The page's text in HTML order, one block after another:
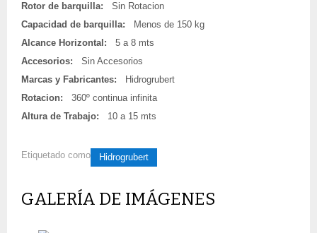
Rotor de barquilla:
Sin Rotacion
Capacidad de barquilla:
Menos de 150 kg
Alcance Horizontal:
5 a 8 mts
Accesorios:
Sin Accesorios
Marcas y Fabricantes:
Hidrogrubert
Rotacion:
360º continua infinita
Altura de Trabajo:
10 a 15 mts
Etiquetado como Hidrogrubert
GALERÍA DE IMÁGENES